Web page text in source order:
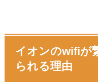
イオンのwifiが
られる理由